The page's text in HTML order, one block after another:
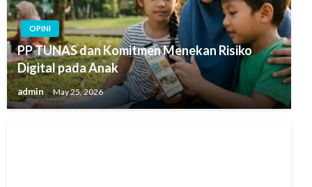
OPINI
PP TUNAS dan Komitmen Menekan Risiko
Digital pada Anak
admin May 25, 2026